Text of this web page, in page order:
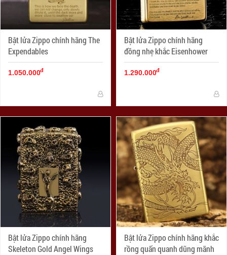
Bật lửa Zippo chính hãng The
Expendables
1.050.000đ
Bật lửa Zippo chính hãng
đồng nhẹ khắc Eisenhower
1.290.000đ
Bật lửa Zippo chính hãng
Skeleton Gold Angel Wings
Bật lửa Zippo chính hãng khắc
rồng quấn quanh dũng mãnh